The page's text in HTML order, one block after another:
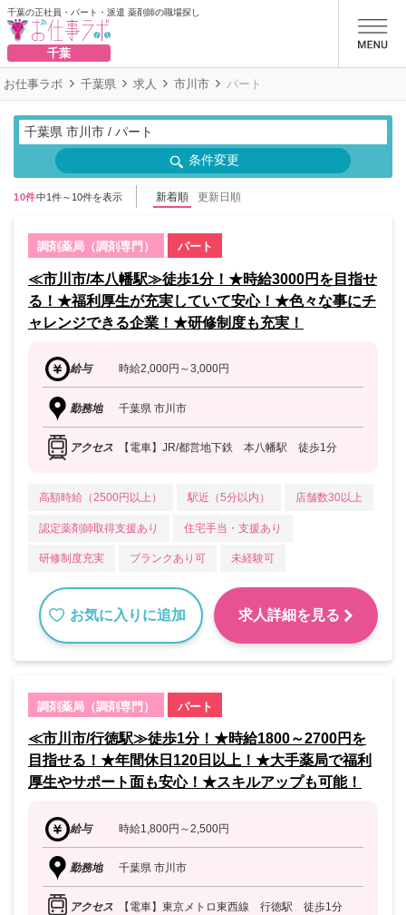
千葉の正社員・パート・派遣 薬剤師の職場探し
千葉
お仕事ラボ 千葉県 求人 市川市 パート
千葉県 市川市 / パート
条件変更
10件中1件～10件を表示 新着順 更新日順
調剤薬局（調剤専門） パート
≪市川市/本八幡駅≫徒歩1分！★時給3000円を目指せ
る！★福利厚生が充実していて安心！★色々な事にチ
ャレンジできる企業！★研修制度も充実！
給与 時給2,000円～3,000円
勤務地 千葉県 市川市
アクセス 【電車】JR/都営地下鉄 本八幡駅 徒歩1分
高額時給（2500円以上） 駅近（5分以内） 店舗数30以上
認定薬剤師取得支援あり 住宅手当・支援あり
研修制度充実 ブランクあり可 未経験可
お気に入りに追加 求人詳細を見る
調剤薬局（調剤専門） パート
≪市川市/行徳駅≫徒歩1分！★時給1800～2700円を
目指せる！★年間休日120日以上！★大手薬局で福利
厚生やサポート面も安心！★スキルアップも可能！
給与 時給1,800円～2,500円
勤務地 千葉県 市川市
アクセス 【電車】東京メトロ東西線 行徳駅 徒歩1分